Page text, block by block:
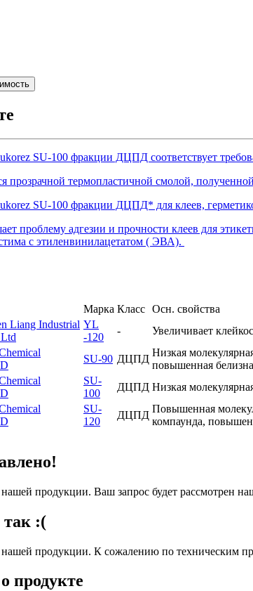
SU-100 фракции ДЦПД соответствует
прозрачной термопластичной смолой,
SU-100 фракции ДЦПД* для клеев,
проблему адгезии и прочности клеев для
с этиленвинилацетатом ( ЭВА).
Марка Класс Осн. свойства
Liang Industrial YL
-120
-
Увеличивает
SU-90 ДЦПД
Низкая
повышенная
SU-
100
ДЦПД Низкая
SU-
120
ДЦПД
Повышенная
компаунда,
продукции. Ваш запрос будет рассмотрен
:(
продукции. К сожалению по техническим
продукте